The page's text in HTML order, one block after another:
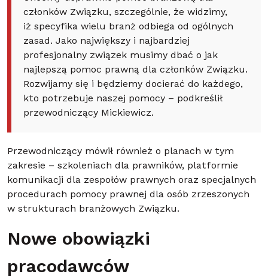
członków Związku, szczególnie, że widzimy,
iż specyfika wielu branż odbiega od ogólnych
zasad. Jako największy i najbardziej
profesjonalny związek musimy dbać o jak
najlepszą pomoc prawną dla członków Związku.
Rozwijamy się i będziemy docierać do każdego,
kto potrzebuje naszej pomocy – podkreślił
przewodniczący Mickiewicz.
Przewodniczący mówił również o planach w tym
zakresie – szkoleniach dla prawników, platformie
komunikacji dla zespołów prawnych oraz specjalnych
procedurach pomocy prawnej dla osób zrzeszonych
w strukturach branżowych Związku.
Nowe obowiązki
pracodawców